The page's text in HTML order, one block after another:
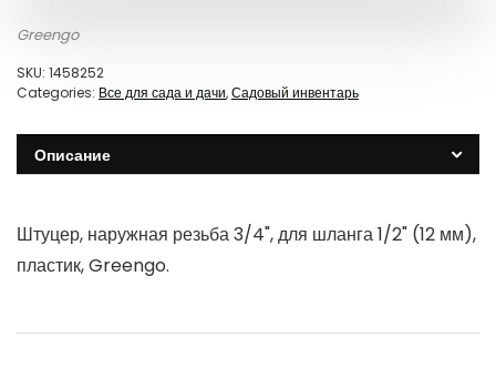
Greengo
SKU: 1458252
Categories: Все для сада и дачи,Садовый инвентарь
Описание
Штуцер, наружная резьба 3/4", для шланга 1/2" (12 мм),
пластик, Greengo.